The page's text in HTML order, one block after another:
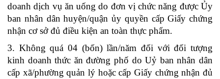
doanh dịch vụ ăn uống do đơn vị chức năng được Ủy
ban nhân dân huyện/quận ủy quyền cấp Giấy chứng
nhận cơ sở đủ điều kiện an toàn thực phẩm.
3. Không quá 04 (bốn) lần/năm đối với đối tượng
kinh doanh thức ăn đường phố do Uỷ ban nhân dân
cấp xã/phường quản lý hoặc cấp Giấy chứng nhận đủ